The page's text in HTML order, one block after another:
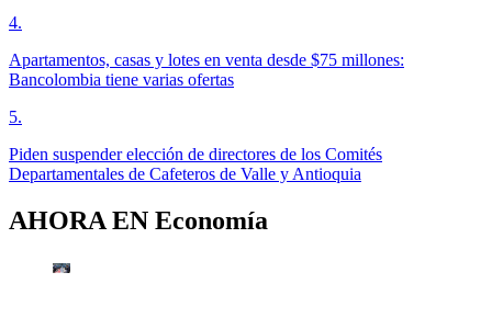
4.
Apartamentos, casas y lotes en venta desde $75 millones:
Bancolombia tiene varias ofertas
5.
Piden suspender elección de directores de los Comités
Departamentales de Cafeteros de Valle y Antioquia
AHORA EN Economía